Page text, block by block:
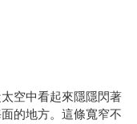
空中看起來隱隱閃著
的地方。這條寬窄不